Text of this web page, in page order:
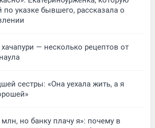
указке бывшего, рассказала о
— несколько рецептов от
сестры: «Она уехала жить, а я
но банку плачу я»: почему в